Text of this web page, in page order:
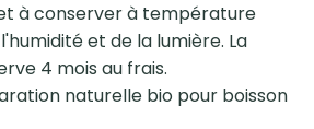
à conserver à température
et de la lumière. La
4 mois au frais.
naturelle bio pour boisson